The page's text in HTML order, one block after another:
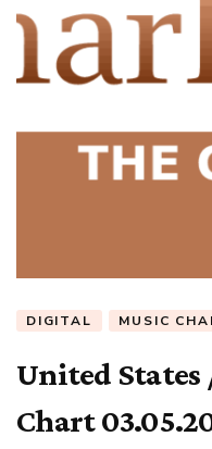
DIGITAL MUSIC
United States
Chart